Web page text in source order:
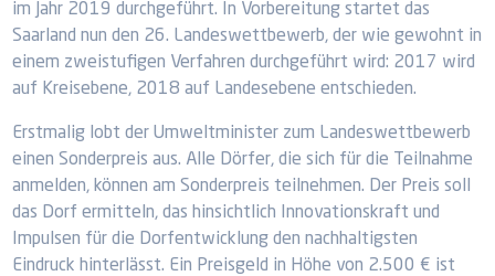
im Jahr 2019 durchgeführt. In Vorbereitung startet das
Saarland nun den 26. Landeswettbewerb, der wie gewohnt in
einem zweistufigen Verfahren durchgeführt wird: 2017 wird
auf Kreisebene, 2018 auf Landesebene entschieden.
Erstmalig lobt der Umweltminister zum Landeswettbewerb
einen Sonderpreis aus. Alle Dörfer, die sich für die Teilnahme
anmelden, können am Sonderpreis teilnehmen. Der Preis soll
das Dorf ermitteln, das hinsichtlich Innovationskraft und
Impulsen für die Dorfentwicklung den nachhaltigsten
Eindruck hinterlässt. Ein Preisgeld in Höhe von 2.500 € ist